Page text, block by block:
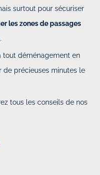
surtout pour sécuriser
les zones de passages
.
tout déménagement en
précieuses minutes le
tous les conseils de nos